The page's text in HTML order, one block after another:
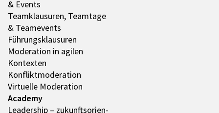
& Events
Team­klau­su­ren, Team­tage
& Team­e­vents
Führungs­klau­su­ren
Mode­ra­tion in agilen
Kontex­ten
Konflikt­mo­de­ra­tion
Virtu­elle Mode­ra­tion
Academy
Leader­ship – zukunfts­ori­en­